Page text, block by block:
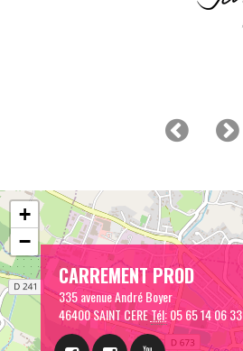
CARREMENT PROD
335 avenue André Boyer
46400 SAINT CERETél:05 65 14 06 33
+
−